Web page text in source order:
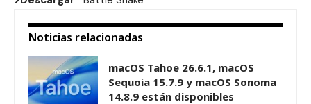
Noticias relacionadas
macOS Tahoe 26.6.1, macOS
Sequoia 15.7.9 y macOS Sonoma
14.8.9 están disponibles